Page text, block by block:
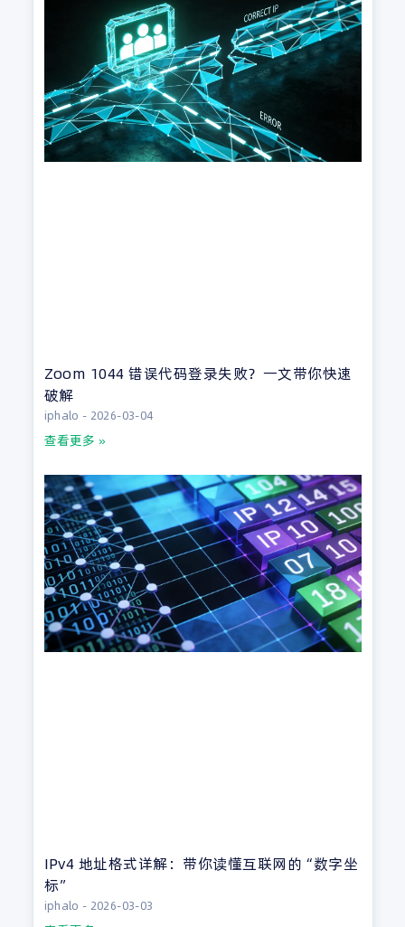
Zoom 1044 错误代码登录失败？一文带你快速
破解
iphalo 2026-03-04
查看更多 »
IPv4 地址格式详解：带你读懂互联网的“数字坐
标”
iphalo 2026-03-03